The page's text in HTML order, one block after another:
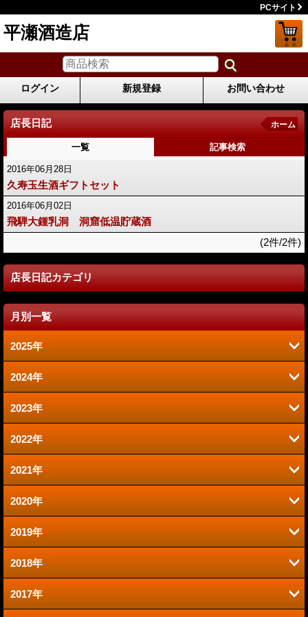
PCサイト
平瀬酒造店
ログイン 新規登録 お問い合わせ
店長日記 ホーム
一覧 記事検索
2016年06月28日
久寿玉生酒ギフトセット
2016年06月02日
飛騨大鍾乳洞 洞窟低温貯蔵酒
(2件/2件)
店長日記カテゴリ
月別一覧
2025年
6月 (2)
1月 (1)
2024年
9月 (2)
8月 (2)
2023年
6月 (1)
2022年
12月 (1)
10月 (1)
9月 (1)
2021年
12月 (1)
9月 (1)
8月 (1)
7月 (4)
2020年
12月 (1)
11月 (2)
10月 (2)
2019年
11月 (2)
7月 (1)
2018年
11月 (2)
2017年